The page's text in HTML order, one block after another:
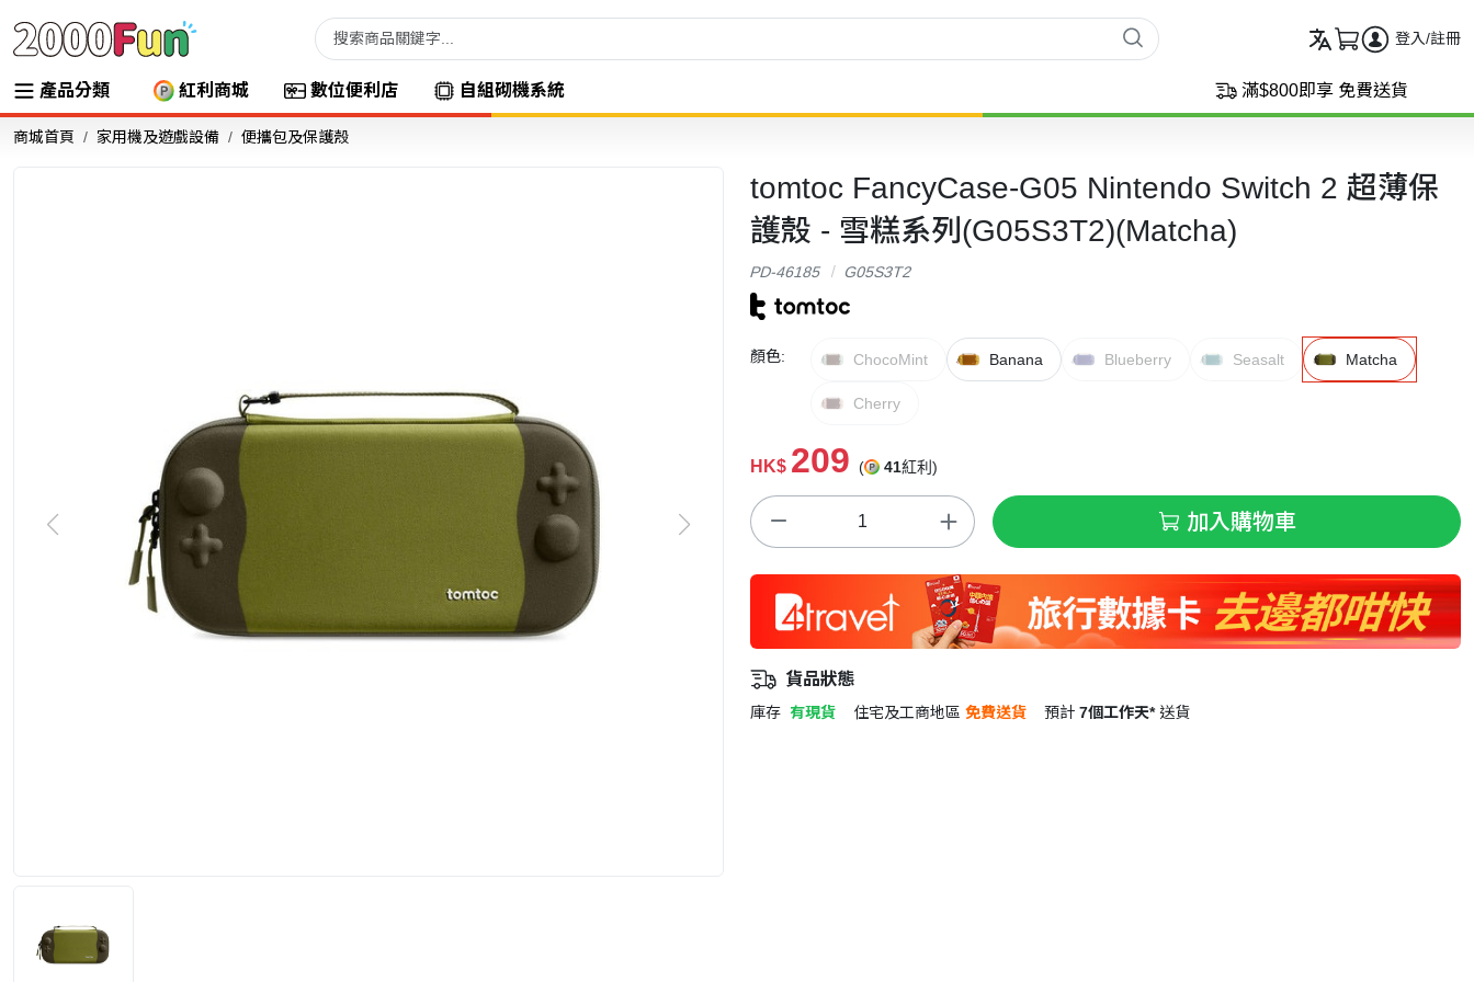
登入/註冊
產品分類 紅利商城 數位便利店 自組砌機系統 滿$800即享 免費送貨
商城首頁 家用機及遊戲設備 便攜包及保護殼
tomtoc FancyCase-G05 Nintendo Switch 2 超薄保
護殼 - 雪糕系列(G05S3T2)(Matcha)
PD-46185 G05S3T2
顏色: ChocoMint Banana Blueberry Seasalt Matcha
Cherry
HK$ 209 ( 41紅利)
加入購物車
貨品狀態
庫存 有現貨 住宅及工商地區 免費送貨 預計 7個工作天* 送貨